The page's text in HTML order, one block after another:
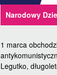
Narodowy
1 marca
Legutko,